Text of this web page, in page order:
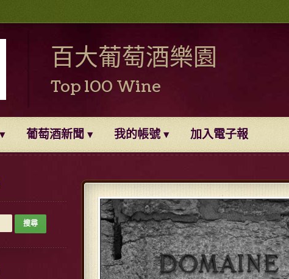
百大葡萄酒樂園
Top 100 Wine
葡萄酒新聞 我的帳號 加入電子報